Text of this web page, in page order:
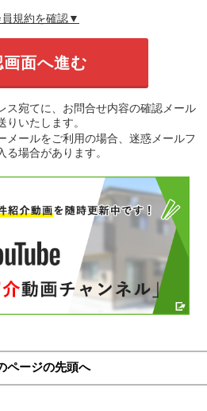
規約を確認▼
宛てに、お問合せ内容の確認メール
りいたします。
ールをご利用の場合、迷惑メールフ
る場合があります。
ページの先頭へ